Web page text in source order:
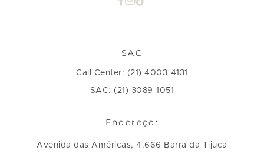
SAC
Call Center: (21) 4003-4131
SAC: (21) 3089-1051
Endereço:
Avenida das Américas, 4.666 Barra da Tijuca